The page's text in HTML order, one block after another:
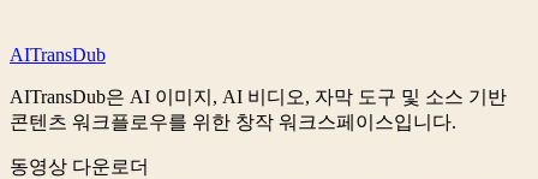
AITransDub
AITransDub은 AI 이미지, AI 비디오, 자막 도구 및 소스 기반
콘텐츠 워크플로우를 위한 창작 워크스페이스입니다.
동영상 다운로더